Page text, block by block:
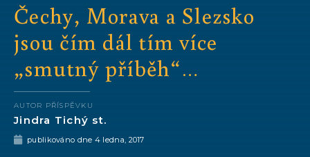
Čechy, Morava a Slezsko
jsou čím dál tím více
„smutný příběh“…
AUTOR PŘÍSPĚVKU
Jindra Tichý st.
publikováno dne 4 ledna, 2017